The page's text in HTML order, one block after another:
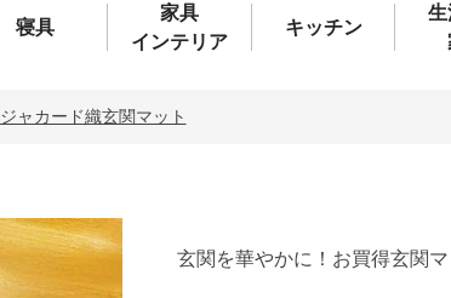
寝具
家具
インテリア
キッチン
生
ジャカード織玄関マット
玄関を華やかに！お買得玄関マ